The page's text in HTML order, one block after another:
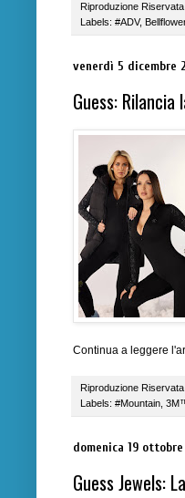
Riproduzione
Labels: #ADV,
venerdì 5 dicembre
Guess:
Continua a leggere
Riproduzione
Labels: #Mountain
domenica 19
Guess Jewels: